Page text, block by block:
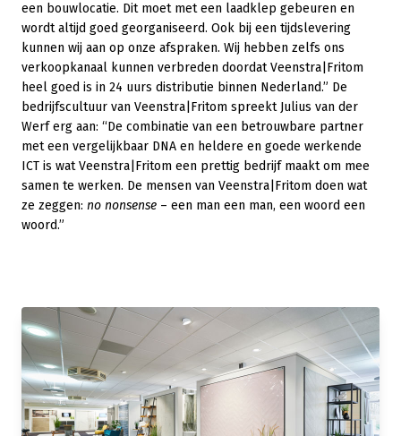
een bouwlocatie. Dit moet met een laadklep gebeuren en
wordt altijd goed georganiseerd. Ook bij een tijdslevering
kunnen wij aan op onze afspraken. Wij hebben zelfs ons
verkoopkanaal kunnen verbreden doordat Veenstra|Fritom
heel goed is in 24 uurs distributie binnen Nederland.” De
bedrijfscultuur van Veenstra|Fritom spreekt Julius van der
Werf erg aan: “De combinatie van een betrouwbare partner
met een vergelijkbaar DNA en heldere en goede werkende
ICT is wat Veenstra|Fritom een prettig bedrijf maakt om mee
samen te werken. De mensen van Veenstra|Fritom doen wat
ze zeggen: no nonsense – een man een man, een woord een
woord.”